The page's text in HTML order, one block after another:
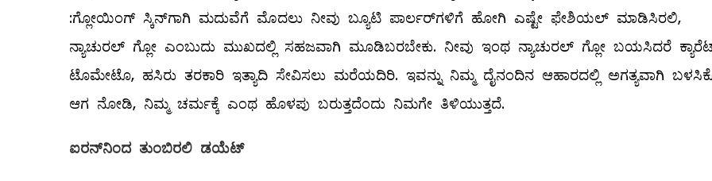
:ಗ್ಲೋಯಿಂಗ್‌ ಸ್ಕಿನ್‌ಗಾಗಿ ಮದುವೆಗೆ ಮೊದಲು ನೀವು ಬ್ಯೂಟಿ ಪಾರ್ಲರ್‌ಗಳಿಗೆ ಹೋಗಿ ಎಷ್ಟೇ ಫೇಶಿಯಲ್ ಮಾಡಿಸಿರಲಿ,
ನ್ಯಾಚುರಲ್ ಗ್ಲೋ ಎಂಬುದು ಮುಖದಲ್ಲಿ ಸಹಜವಾಗಿ ಮೂಡಿಬರಬೇಕು. ನೀವು ಇಂಥ ನ್ಯಾಚುರಲ್ ಗ್ಲೋ ಬಯಸಿದರೆ
ಟೊಮೇಟೊ, ಹಸಿರು ತರಕಾರಿ ಇತ್ಯಾದಿ ಸೇವಿಸಲು ಮರೆಯದಿರಿ. ಇವನ್ನು ನಿಮ್ಮ ದೈನಂದಿನ ಆಹಾರದಲ್ಲಿ ಅಗತ್ಯವಾಗಿ
ಆಗ ನೋಡಿ, ನಿಮ್ಮ ಚರ್ಮಕ್ಕೆ ಎಂಥ ಹೊಳಪು ಬರುತ್ತದೆಂದು ನಿಮಗೇ ತಿಳಿಯುತ್ತದೆ.
ಐರನ್‌ನಿಂದ ತುಂಬಿರಲಿ ಡಯೆಟ್‌